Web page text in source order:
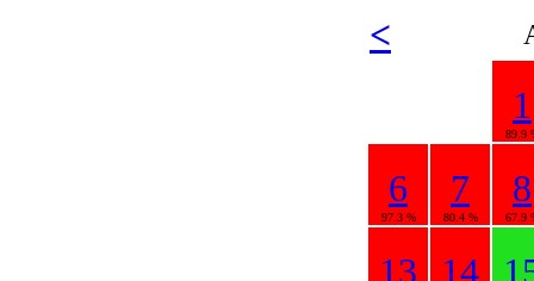
<
1
89.9
6
97.3 %
7
80.4 %
8
67.9
13 14